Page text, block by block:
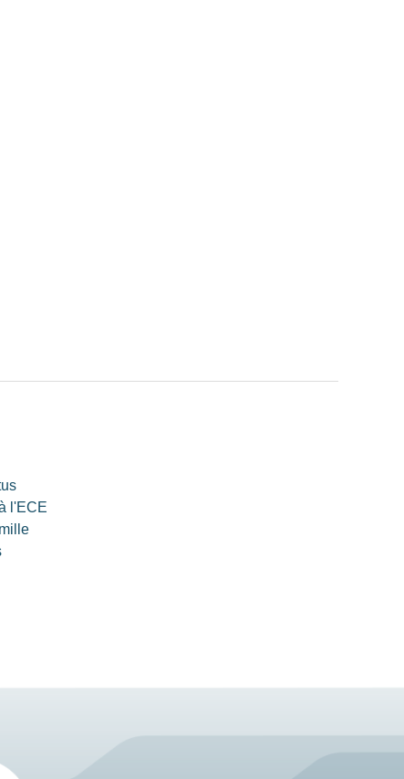
l'ECE